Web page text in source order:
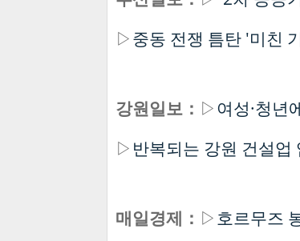
▷중동 전쟁 틈탄 '미친
강원일보： ▷여성·청년
▷ 반복되는 강원 건설업
매일경제： ▷호르무즈